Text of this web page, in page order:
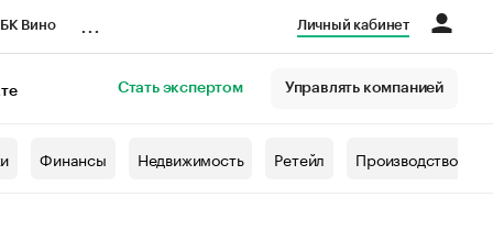
Вино Личный кабинет
Стать экспертом Управлять компанией
Финансы Недвижимость Ретейл Производство